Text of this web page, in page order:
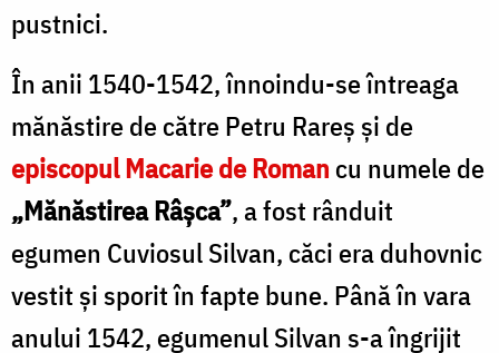
pustnici.
În anii 1540-1542, înnoindu-se întreaga
mănăstire de către Petru Rareş şi de
episcopul Macarie de Roman cu numele de
„Mănăstirea Râşca”, a fost rânduit
egumen Cuviosul Silvan, căci era duhovnic
vestit şi sporit în fapte bune. Până în vara
anului 1542, egumenul Silvan s-a îngrijit